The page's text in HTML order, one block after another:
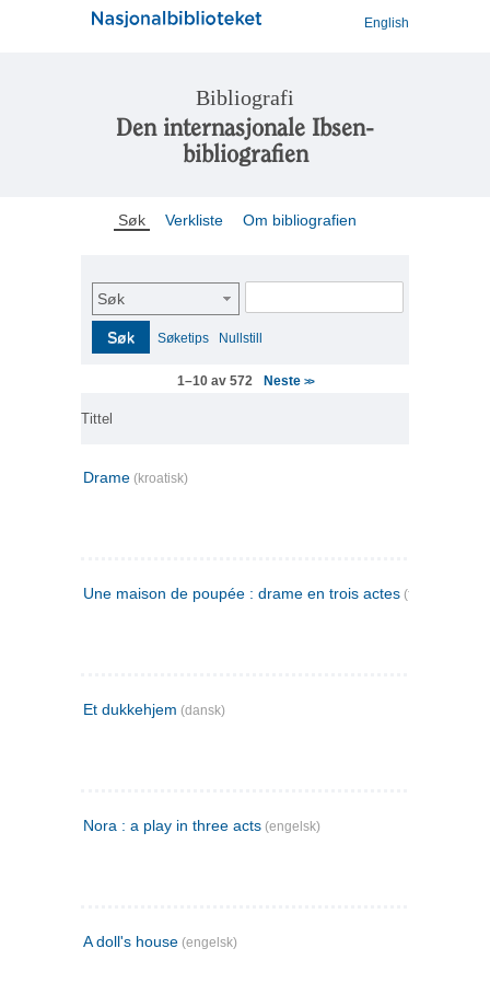
English
Bibliografi
Den internasjonale Ibsen-
bibliografien
Søk Verkliste Om bibliografien
Søk
Søk Søketips Nullstill
1–10 av 572 Neste >>
Tittel
Drame (kroatisk)
Une maison de poupée : drame en trois actes (fransk)
Et dukkehjem (dansk)
Nora : a play in three acts (engelsk)
A doll's house (engelsk)